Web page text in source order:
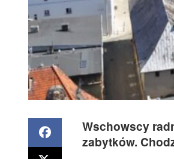
Wschowscy
zabytków.